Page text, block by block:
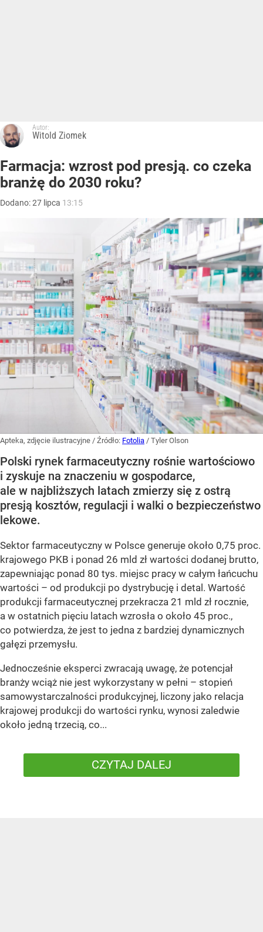
Autor:
Witold Ziomek
Farmacja: wzrost pod presją. co czeka
branżę do 2030 roku?
Dodano:27 lipca 13:15
Apteka, zdjęcie ilustracyjne / Źródło: Fotolia / Tyler Olson
Polski rynek farmaceutyczny rośnie wartościowo
i zyskuje na znaczeniu w gospodarce,
ale w najbliższych latach zmierzy się z ostrą
presją kosztów, regulacji i walki o bezpieczeństwo
lekowe.
Sektor farmaceutyczny w Polsce generuje około 0,75 proc.
krajowego PKB i ponad 26 mld zł wartości dodanej brutto,
zapewniając ponad 80 tys. miejsc pracy w całym łańcuchu
wartości – od produkcji po dystrybucję i detal. Wartość
produkcji farmaceutycznej przekracza 21 mld zł rocznie,
a w ostatnich pięciu latach wzrosła o około 45 proc.,
co potwierdza, że jest to jedna z bardziej dynamicznych
gałęzi przemysłu.
Jednocześnie eksperci zwracają uwagę, że potencjał
branży wciąż nie jest wykorzystany w pełni – stopień
samowystarczalności produkcyjnej, liczony jako relacja
krajowej produkcji do wartości rynku, wynosi zaledwie
około jedną trzecią, co...
CZYTAJ DALEJ